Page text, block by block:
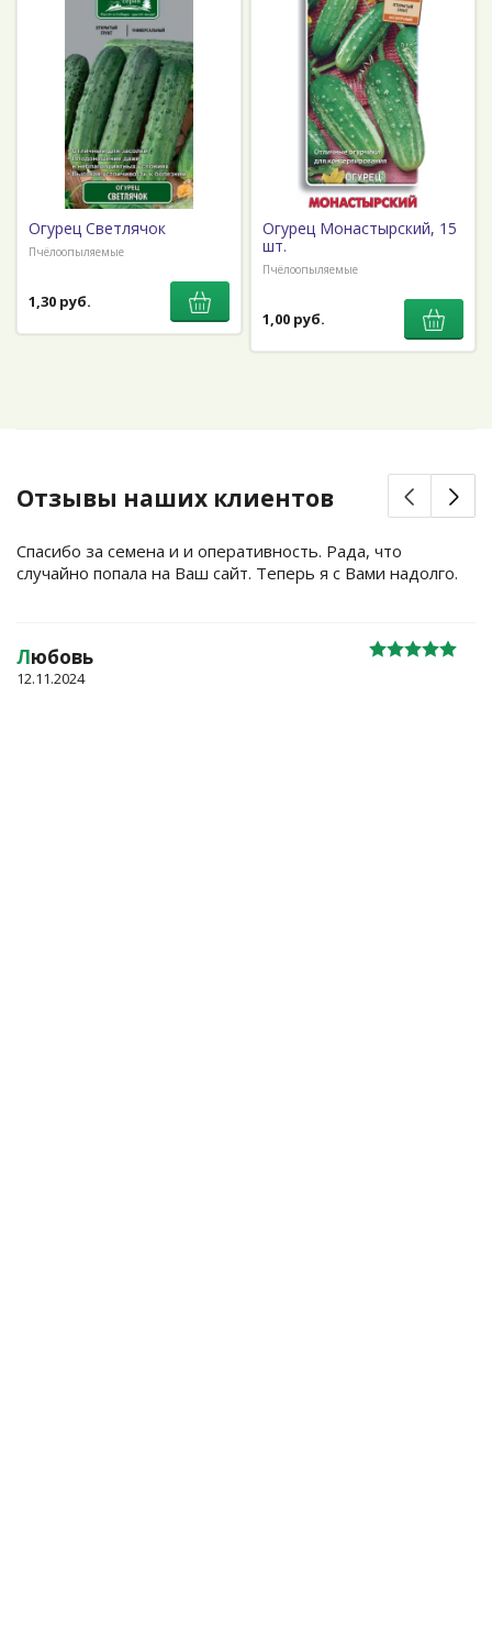
Огурец Светлячок
Пчёлоопыляемые
1,30 руб.
Огурец Монастырский, 15
шт.
Пчёлоопыляемые
1,00 руб.
Отзывы наших клиентов
Спасибо за семена и и оперативность. Рада, что
случайно попала на Ваш сайт. Теперь я с Вами надолго.
Любовь
12.11.2024